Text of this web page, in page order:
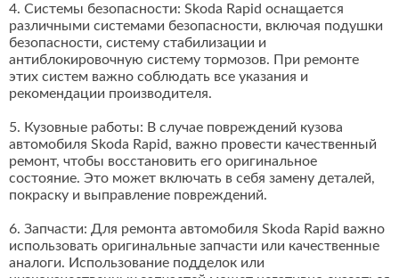
4. Системы безопасности: Skoda Rapid оснащается
различными системами безопасности, включая подушки
безопасности, систему стабилизации и
антиблокировочную систему тормозов. При ремонте
этих систем важно соблюдать все указания и
рекомендации производителя.
5. Кузовные работы: В случае повреждений кузова
автомобиля Skoda Rapid, важно провести качественный
ремонт, чтобы восстановить его оригинальное
состояние. Это может включать в себя замену деталей,
покраску и выправление повреждений.
6. Запчасти: Для ремонта автомобиля Skoda Rapid важно
использовать оригинальные запчасти или качественные
аналоги. Использование подделок или